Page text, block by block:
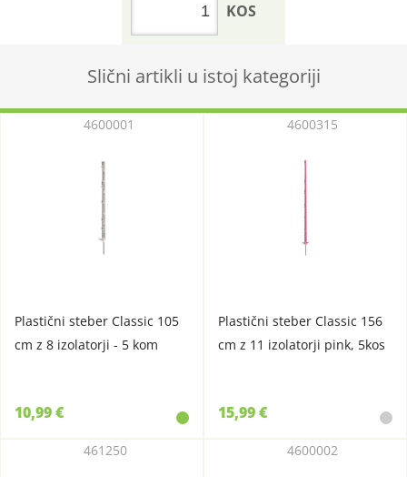
KOS
Slični artikli u istoj kategoriji
Plastični steber Classic 105
cm z 8 izolatorji - 5 kom
4600001
10,99 €
Plastični steber Classic 156
cm z 11 izolatorji pink, 5kos
4600315
15,99 €
461250 4600002